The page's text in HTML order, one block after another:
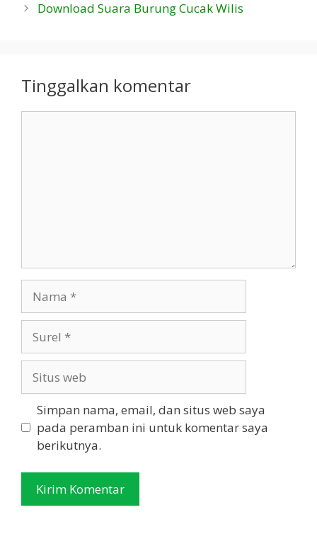
Download Suara Burung Cucak Wilis
Tinggalkan komentar
web
Simpan nama, email, dan situs web saya
pada peramban ini untuk komentar saya
berikutnya.